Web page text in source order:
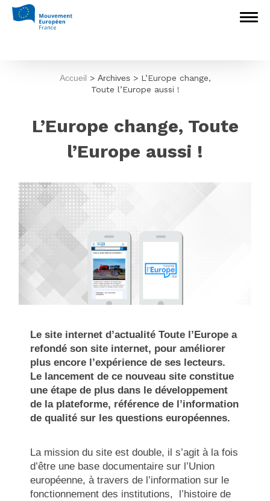
Accueil > Archives> L’Europe change,
Toute l’Europe aussi !
L’Europe change, Toute
l’Europe aussi !
Le site internet d’actualité Toute l’Europe a
refondé son site internet, pour améliorer
plus encore l’expérience de ses lecteurs.
Le lancement de ce nouveau site constitue
une étape de plus dans le développement
de la plateforme, référence de l’information
de qualité sur les questions européennes.
La mission du site est double, il s’agit à la fois
d’être une base documentaire sur l’Union
européenne, à travers de l’information sur le
fonctionnement des institutions, l’histoire de